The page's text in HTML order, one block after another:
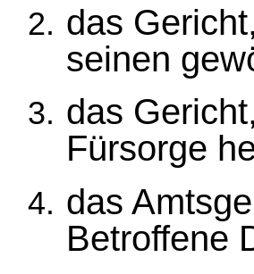
das
seinen
das
Fürsorge
das
Betroffene